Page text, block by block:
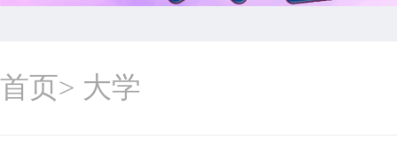
首页> 大学